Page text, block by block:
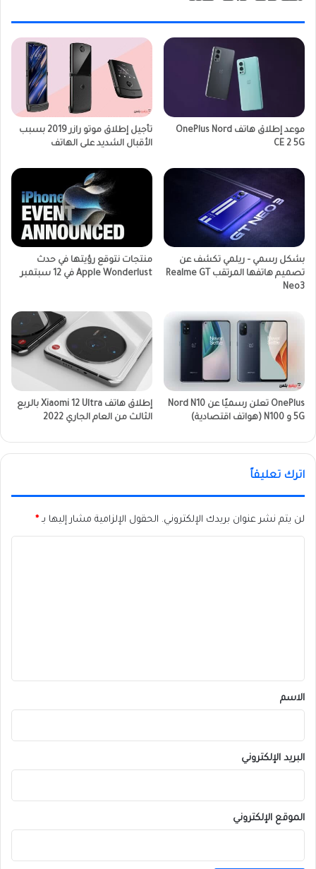
موعد إطلاق هاتف OnePlus Nord
CE 2 5G
تأجيل إطلاق موتو رازر 2019 بسبب
الأقبال الشديد على الهاتف
بشكل رسمي – ريلمي تكشف عن
تصميم هاتفها المرتقب Realme GT
Neo3
منتجات نتوقع رؤيتها في حدث
Apple Wonderlust في 12 سبتمبر
OnePlus تعلن رسميًا عن Nord N10
5G و N100 (هواتف اقتصادية)
إطلاق هاتف Xiaomi 12 Ultra بالربع
الثالث من العام الجاري 2022
اترك تعليقاً
لن يتم نشر عنوان بريدك الإلكتروني. الحقول الإلزامية مشار إليها بـ*
*
الاسم
البريد الإلكتروني
الموقع الإلكتروني